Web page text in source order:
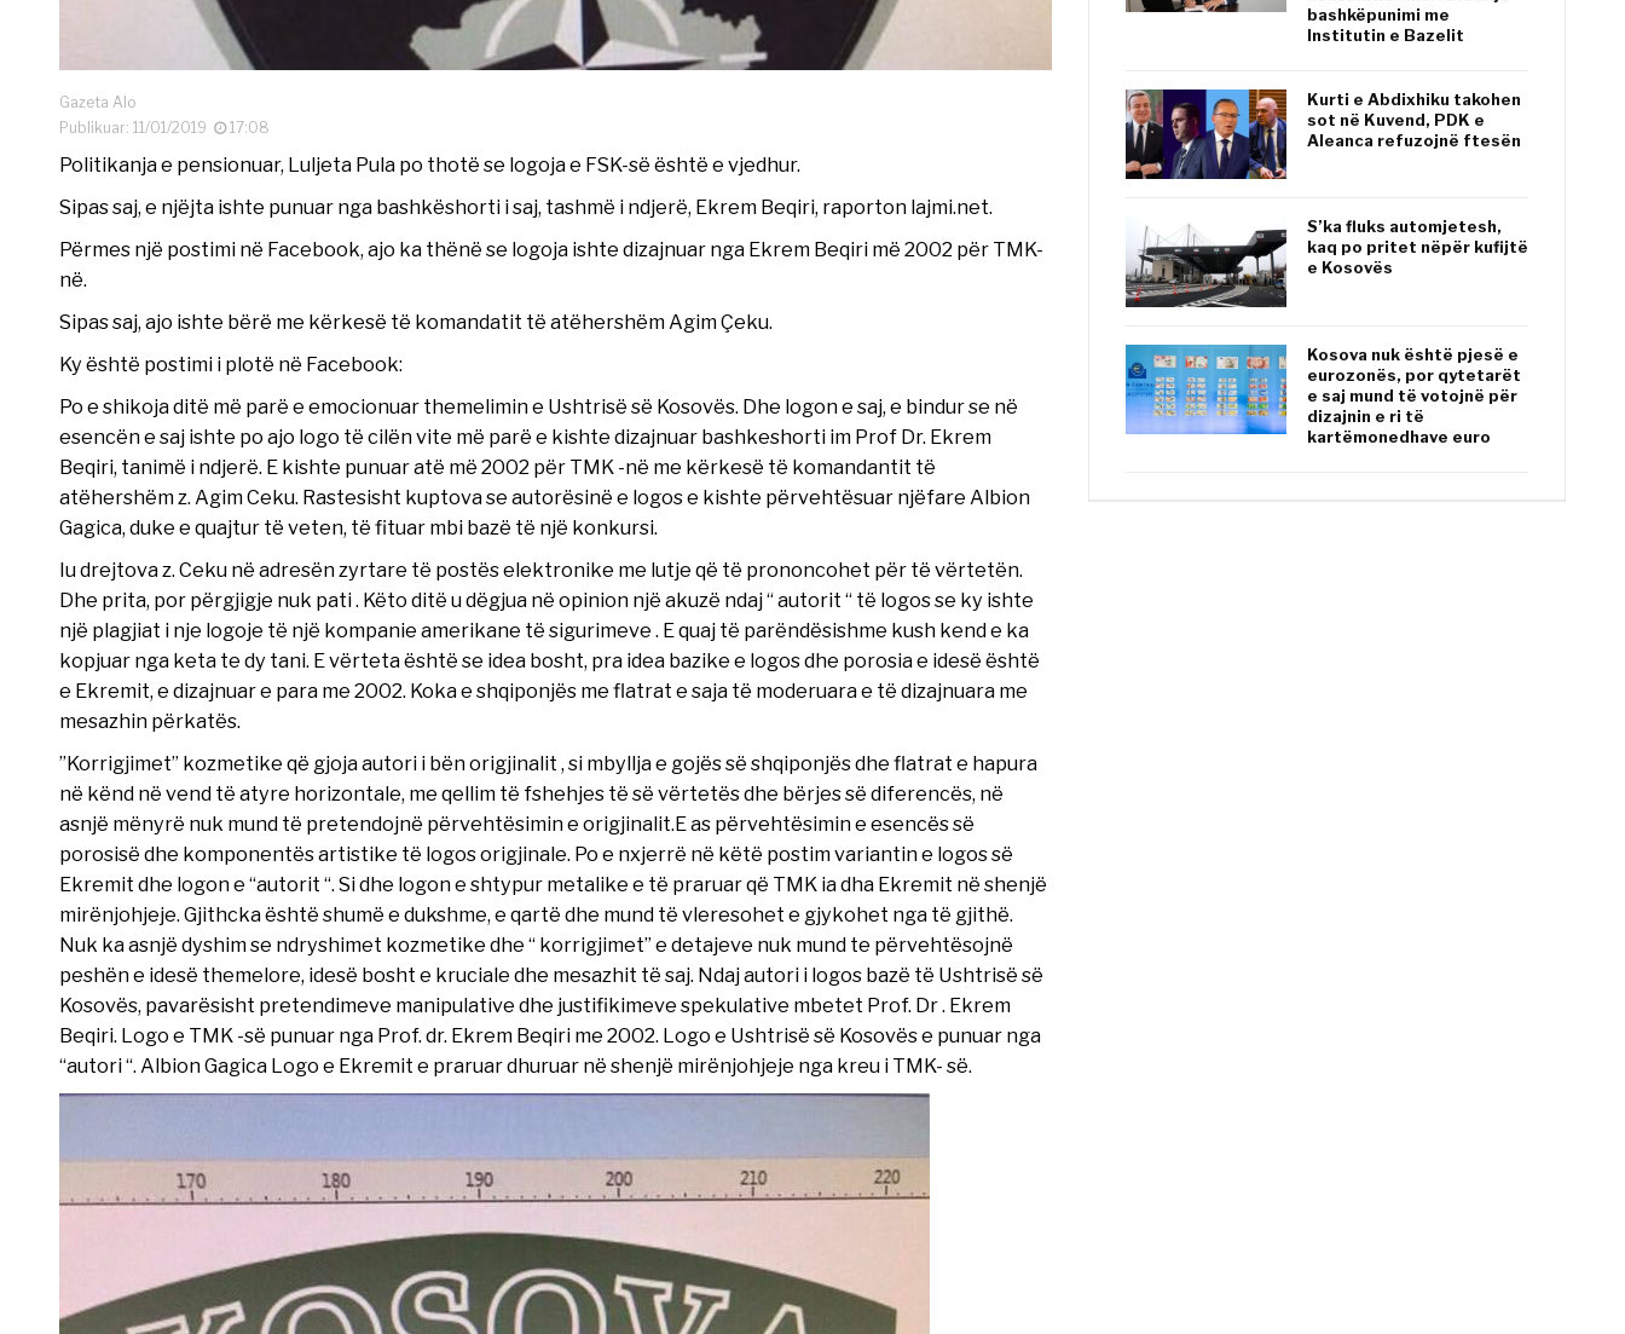
Gazeta Alo
Publikuar: 11/01/2019
17:08
Politikanja e pensionuar, Luljeta Pula po thotë se logoja e FSK-së është e vjedhur.
Sipas saj, e njëjta ishte punuar nga bashkëshorti i saj, tashmë i ndjerë, Ekrem Beqiri, raporton lajmi.net.
Përmes një postimi në Facebook, ajo ka thënë se logoja ishte dizajnuar nga Ekrem Beqiri më 2002 për TMK-
në.
Sipas saj, ajo ishte bërë me kërkesë të komandatit të atëhershëm Agim Çeku.
Ky është postimi i plotë në Facebook:
Po e shikoja ditë më parë e emocionuar themelimin e Ushtrisë së Kosovës. Dhe logon e saj, e bindur se në
esencën e saj ishte po ajo logo të cilën vite më parë e kishte dizajnuar bashkeshorti im Prof Dr. Ekrem
Beqiri, tanimë i ndjerë. E kishte punuar atë më 2002 për TMK -në me kërkesë të komandantit të
atëhershëm z. Agim Ceku. Rastesisht kuptova se autorësinë e logos e kishte përvehtësuar njëfare Albion
Gagica, duke e quajtur të veten, të fituar mbi bazë të një konkursi.
Iu drejtova z. Ceku në adresën zyrtare të postës elektronike me lutje që të prononcohet për të vërtetën.
Dhe prita, por përgjigje nuk pati . Këto ditë u dëgjua në opinion një akuzë ndaj “ autorit “ të logos se ky ishte
një plagjiat i nje logoje të një kompanie amerikane të sigurimeve . E quaj të parëndësishme kush kend e ka
kopjuar nga keta te dy tani. E vërteta është se idea bosht, pra idea bazike e logos dhe porosia e idesë është
e Ekremit, e dizajnuar e para me 2002. Koka e shqiponjës me flatrat e saja të moderuara e të dizajnuara me
mesazhin përkatës.
”Korrigjimet” kozmetike që gjoja autori i bën origjinalit , si mbyllja e gojës së shqiponjës dhe flatrat e hapura
në kënd në vend të atyre horizontale, me qellim të fshehjes të së vërtetës dhe bërjes së diferencës, në
asnjë mënyrë nuk mund të pretendojnë përvehtësimin e origjinalit.E as përvehtësimin e esencës së
porosisë dhe komponentës artistike të logos origjinale. Po e nxjerrë në këtë postim variantin e logos së
Ekremit dhe logon e “autorit “. Si dhe logon e shtypur metalike e të praruar që TMK ia dha Ekremit në shenjë
mirënjohjeje. Gjithcka është shumë e dukshme, e qartë dhe mund të vleresohet e gjykohet nga të gjithë.
Nuk ka asnjë dyshim se ndryshimet kozmetike dhe “ korrigjimet” e detajeve nuk mund te përvehtësojnë
peshën e idesë themelore, idesë bosht e kruciale dhe mesazhit të saj. Ndaj autori i logos bazë të Ushtrisë së
Kosovës, pavarësisht pretendimeve manipulative dhe justifikimeve spekulative mbetet Prof. Dr . Ekrem
Beqiri. Logo e TMK -së punuar nga Prof. dr. Ekrem Beqiri me 2002. Logo e Ushtrisë së Kosovës e punuar nga
“autori “. Albion Gagica Logo e Ekremit e praruar dhuruar në shenjë mirënjohjeje nga kreu i TMK- së.
bashkëpunimi me
Institutin e Bazelit
Kurti e Abdixhiku takohen
sot në Kuvend, PDK e
Aleanca refuzojnë ftesën
S’ka fluks automjetesh,
kaq po pritet nëpër kufijtë
e Kosovës
Kosova nuk është pjesë e
eurozonës, por qytetarët
e saj mund të votojnë për
dizajnin e ri të
kartëmonedhave euro